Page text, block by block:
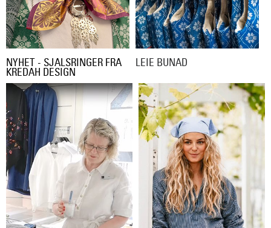
NYHET - SJALSRINGER FRA
KREDAH DESIGN
LEIE BUNAD